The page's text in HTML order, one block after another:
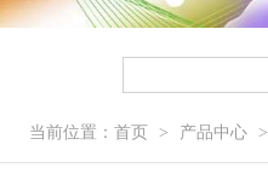
当前位置： 首页 > 产品中心 >